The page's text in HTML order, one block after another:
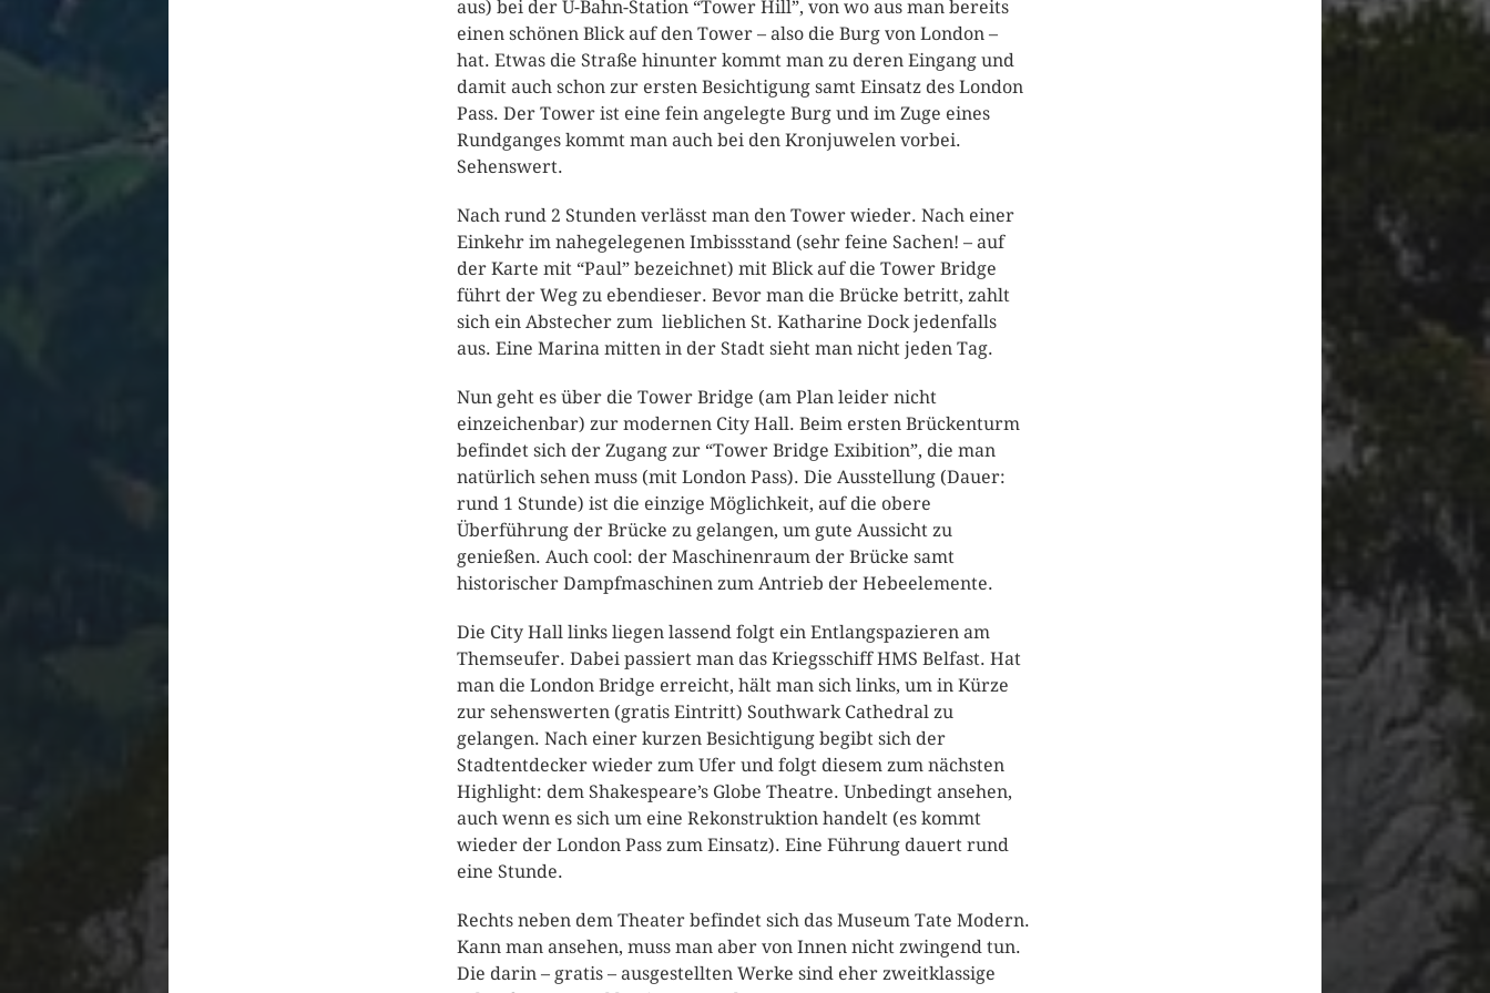
aus) bei der U-Bahn-Station “Tower Hill”, von wo aus man bereits
einen schönen Blick auf den Tower – also die Burg von London –
hat. Etwas die Straße hinunter kommt man zu deren Eingang und
damit auch schon zur ersten Besichtigung samt Einsatz des London
Pass. Der Tower ist eine fein angelegte Burg und im Zuge eines
Rundganges kommt man auch bei den Kronjuwelen vorbei.
Sehenswert.
Nach rund 2 Stunden verlässt man den Tower wieder. Nach einer
Einkehr im nahegelegenen Imbissstand (sehr feine Sachen! – auf
der Karte mit “Paul” bezeichnet) mit Blick auf die Tower Bridge
führt der Weg zu ebendieser. Bevor man die Brücke betritt, zahlt
sich ein Abstecher zum lieblichen St. Katharine Dock jedenfalls
aus. Eine Marina mitten in der Stadt sieht man nicht jeden Tag.
Nun geht es über die Tower Bridge (am Plan leider nicht
einzeichenbar) zur modernen City Hall. Beim ersten Brückenturm
befindet sich der Zugang zur “Tower Bridge Exibition”, die man
natürlich sehen muss (mit London Pass). Die Ausstellung (Dauer:
rund 1 Stunde) ist die einzige Möglichkeit, auf die obere
Überführung der Brücke zu gelangen, um gute Aussicht zu
genießen. Auch cool: der Maschinenraum der Brücke samt
historischer Dampfmaschinen zum Antrieb der Hebeelemente.
Die City Hall links liegen lassend folgt ein Entlangspazieren am
Themseufer. Dabei passiert man das Kriegsschiff HMS Belfast. Hat
man die London Bridge erreicht, hält man sich links, um in Kürze
zur sehenswerten (gratis Eintritt) Southwark Cathedral zu
gelangen. Nach einer kurzen Besichtigung begibt sich der
Stadtentdecker wieder zum Ufer und folgt diesem zum nächsten
Highlight: dem Shakespeare’s Globe Theatre. Unbedingt ansehen,
auch wenn es sich um eine Rekonstruktion handelt (es kommt
wieder der London Pass zum Einsatz). Eine Führung dauert rund
eine Stunde.
Rechts neben dem Theater befindet sich das Museum Tate Modern.
Kann man ansehen, muss man aber von Innen nicht zwingend tun.
Die darin – gratis – ausgestellten Werke sind eher zweitklassige